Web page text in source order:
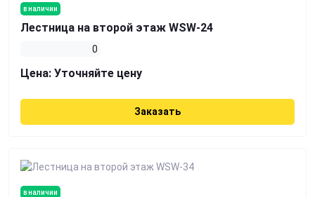
в наличии
Лестница на второй этаж WSW-24
0
Цена: Уточняйте цену
Заказать
в наличии